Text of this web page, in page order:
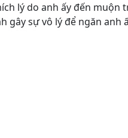
lý do anh ấy đến
gây sự vô lý để ngăn anh